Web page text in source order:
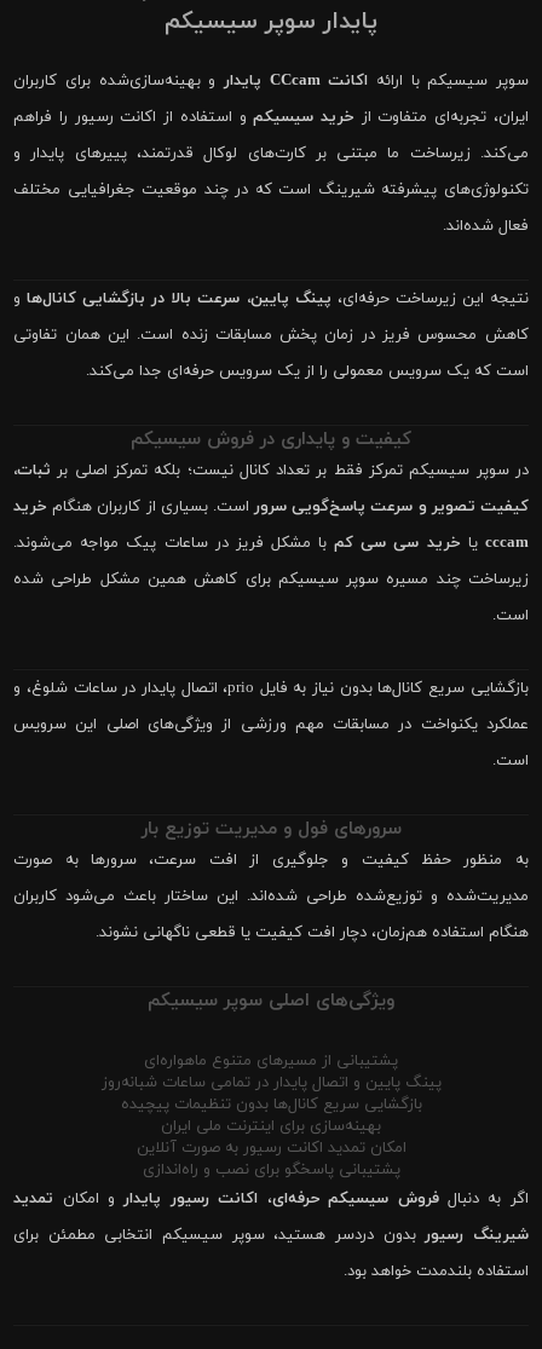
پایدار سوپر سیسیکم
سوپر سیسیکم با ارائه اکانت CCcam پایدار
و بهینه‌سازی‌شده برای کاربران
ایران، تجربه‌ای متفاوت از خرید سیسیکمو استفاده از اکانت رسیور را فراهم
می‌کند. زیرساخت ما مبتنی بر کارت‌های لوکال قدرتمند، پییرهای پایدار و
تکنولوژی‌های پیشرفته شیرینگ است که در چند موقعیت جغرافیایی مختلف
فعال شده‌اند.
نتیجه این زیرساخت حرفه‌ای، پینگ پایین، سرعت بالا در بازگشایی کانال‌هاو
کاهش محسوس فریز در زمان پخش مسابقات زنده است. این همان تفاوتی
است که یک سرویس معمولی را از یک سرویس حرفه‌ای جدا می‌کند.
کیفیت و پایداری در فروش سیسیکم
در سوپر سیسیکم تمرکز فقط بر تعداد کانال نیست؛ بلکه تمرکز اصلی بر ثبات،
کیفیت تصویر و سرعت پاسخ‌گویی سروراست. بسیاری از کاربران هنگام خرید
cccam یا خرید سی سی کمبا مشکل فریز در ساعات پیک مواجه می‌شوند.
زیرساخت چند مسیره سوپر سیسیکم برای کاهش همین مشکل طراحی شده
است.
بازگشایی سریع کانال‌ها بدون نیاز به فایل prio، اتصال پایدار در ساعات شلوغ، و
عملکرد یکنواخت در مسابقات مهم ورزشی از ویژگی‌های اصلی این سرویس
است.
سرورهای فول و مدیریت توزیع بار
به منظور حفظ کیفیت و جلوگیری از افت سرعت، سرورها به صورت
مدیریت‌شده و توزیع‌شده طراحی شده‌اند. این ساختار باعث می‌شود کاربران
هنگام استفاده هم‌زمان، دچار افت کیفیت یا قطعی ناگهانی نشوند.
ویژگی‌های اصلی سوپر سیسیکم
پشتیبانی از مسیرهای متنوع ماهواره‌ای
پینگ پایین و اتصال پایدار در تمامی ساعات شبانه‌روز
بازگشایی سریع کانال‌ها بدون تنظیمات پیچیده
بهینه‌سازی برای اینترنت ملی ایران
امکان تمدید اکانت رسیور به صورت آنلاین
پشتیبانی پاسخگو برای نصب و راه‌اندازی
اگر به دنبالفروش سیسیکم حرفه‌ای، اکانت رسیور پایدارو امکان تمدید
شیرینگ رسیوربدون دردسر هستید، سوپر سیسیکم انتخابی مطمئن برای
استفاده بلندمدت خواهد بود.